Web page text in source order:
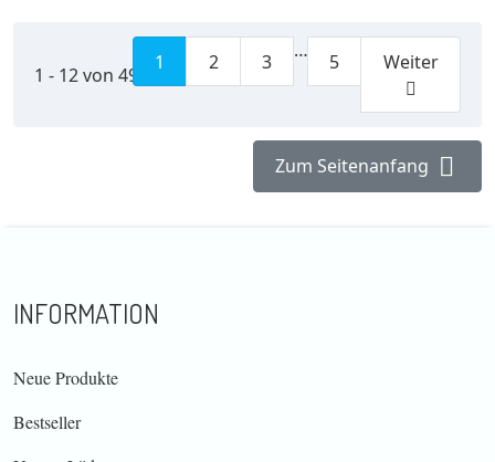
1 - 12 von 49 Artikel(n)
1 2 3 … 5 Weiter

Zum Seitenanfang 
INFORMATION
Neue Produkte
Bestseller